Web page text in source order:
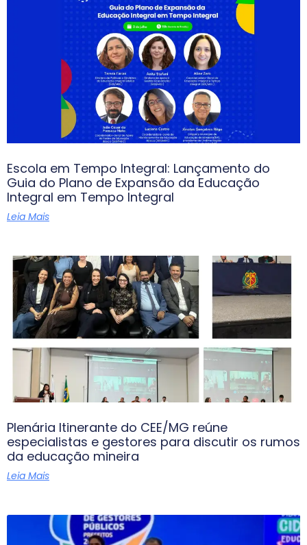
Escola em Tempo Integral: Lançamento do
Guia do Plano de Expansão da Educação
Integral em Tempo Integral
Leia Mais
Plenária Itinerante do CEE/MG reúne
especialistas e gestores para discutir os rumos
da educação mineira
Leia Mais